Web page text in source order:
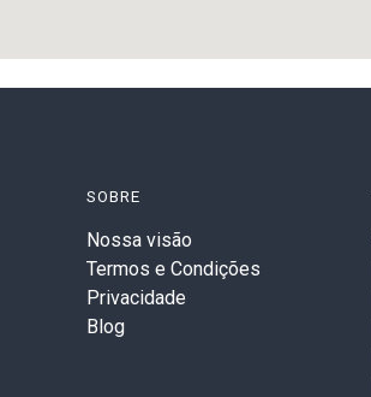
SOBRE
Nossa visão
Termos e Condições
Privacidade
Blog